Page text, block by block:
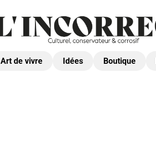
Art de vivre Idées Boutique